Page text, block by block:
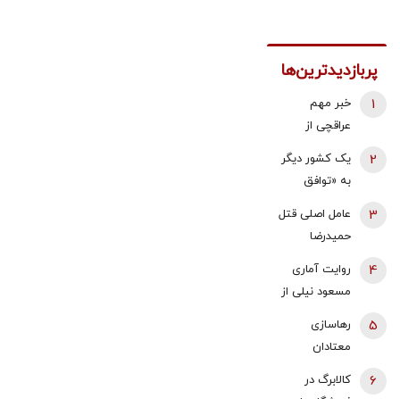
پربازدیدترین‌ها
خبر مهم
عراقچی از
نیروهای نظامی
و دریایی ایران و
عمان درباره
تنگه هرمز
1
یک کشور دیگر
به «توافق
پیوندد/ ترکیه
خیال ایران را
راحت کرد
2
عامل اصلی قتل
حمیدرضا
دستگیر شد
3
روایت آماری
مسعود نیلی از
1405؛ نرخ ارز،
تقریبا ۵۰ برابر
4
رهاسازی
معتادان
متجاهر در
تهران؟/ شرایط
5
کالابرگ در
6